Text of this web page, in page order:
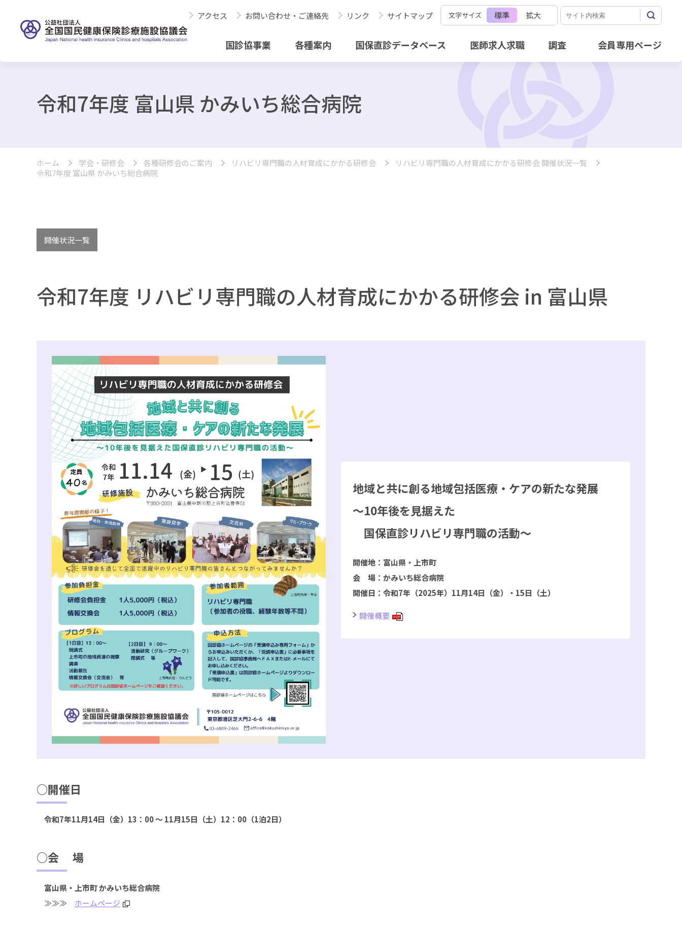
アクセス お問い合わせ・ご連絡先 リンク サイトマップ 文字サイズ 標準 拡大
国診協事業 各種案内 国保直診データベース 医師求人求職 調査 会員専用ページ
令和7年度 富山県 かみいち総合病院
ホーム 学会・研修会 各種研修会のご案内 リハビリ専門職の人材育成にかかる研修会
リハビリ専門職の人材育成にかかる研修会 開催状況一覧
令和7年度 富山県 かみいち総合病院
開催状況一覧
令和7年度 リハビリ専門職の人材育成にかかる研修会 in 富山県
地域と共に創る地域包括医療・ケアの新たな発展
～10年後を見据えた
国保直診リハビリ専門職の活動～
開催地：富山県・上市町
会 場：かみいち総合病院
開催日：令和7年（2025年）11月14日（金）・15日（土）
開催概要 PDF
○開催日
令和7年11月14日（金）13：00 ～ 11月15日（土）12：00（1泊2日）
○会 場
富山県・上市町 かみいち総合病院
≫≫≫ ホームページ